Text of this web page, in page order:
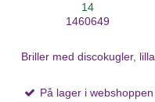
14
1460649
Briller med discokugler, lilla
På lager i webshoppen